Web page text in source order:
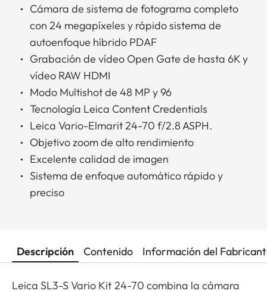
Cámara de sistema de fotograma completo
con 24 megapíxeles y rápido sistema de
autoenfoque híbrido PDAF
Grabación de vídeo Open Gate de hasta 6K y
vídeo RAW HDMI
Modo Multishot de 48 MP y 96
Tecnología Leica Content Credentials
Leica Vario-Elmarit 24-70 f/2.8 ASPH.
Objetivo zoom de alto rendimiento
Excelente calidad de imagen
Sistema de enfoque automático rápido y
preciso
Descripción Contenido Información del
Leica SL3-S Vario Kit 24-70 combina la cámara